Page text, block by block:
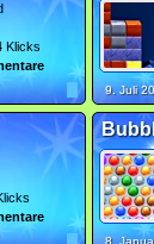
Klicks
9. Juli
8.